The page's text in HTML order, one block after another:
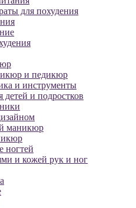
для похудения
и педикюр
и инструменты
и подростков
маникюр
ногтей
и кожей рук и ног